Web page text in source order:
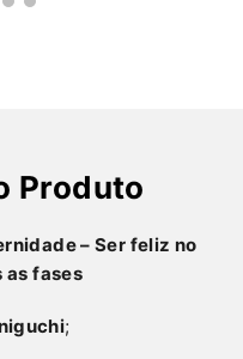
Produto
– Ser feliz no
as fases
;